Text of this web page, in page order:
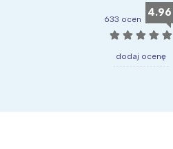
633 ocen
4.96
☆ ☆ ☆ ☆ ☆
dodaj ocenę
Wrocław